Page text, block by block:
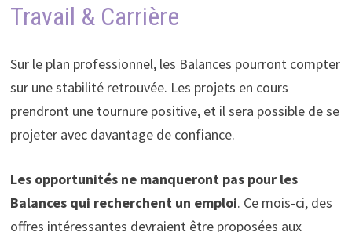
Travail & Carrière
Sur le plan professionnel, les Balances pourront compter
sur une stabilité retrouvée. Les projets en cours
prendront une tournure positive, et il sera possible de se
projeter avec davantage de confiance.
Les opportunités ne manqueront pas pour les
Balances qui recherchent un emploi. Ce mois-ci, des
offres intéressantes devraient être proposées aux